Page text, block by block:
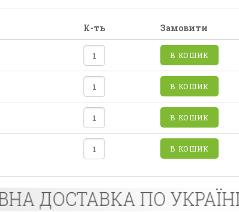
К-ть Замовити
В КОШИК
В КОШИК
В КОШИК
В КОШИК